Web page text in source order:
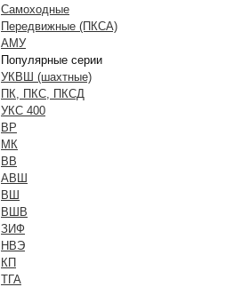
Самоходные
Передвижные (ПКСА)
АМУ
Популярные серии
УКВШ (шахтные)
ПК, ПКС, ПКСД
УКС 400
ВР
МК
ВВ
АВШ
ВШ
ВШВ
ЗИФ
НВЭ
КП
ТГА